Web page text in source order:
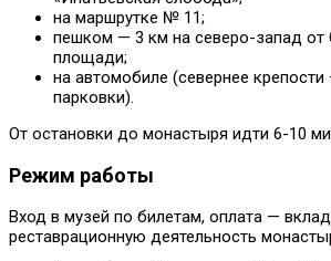
на маршрутке № 11;
пешком — 3 км на северо-запад от
площади;
на автомобиле (севернее
парковки).
От остановки до монастыря идти 6-10
Режим работы
Вход в музей по билетам, оплата —
реставрационную деятельность